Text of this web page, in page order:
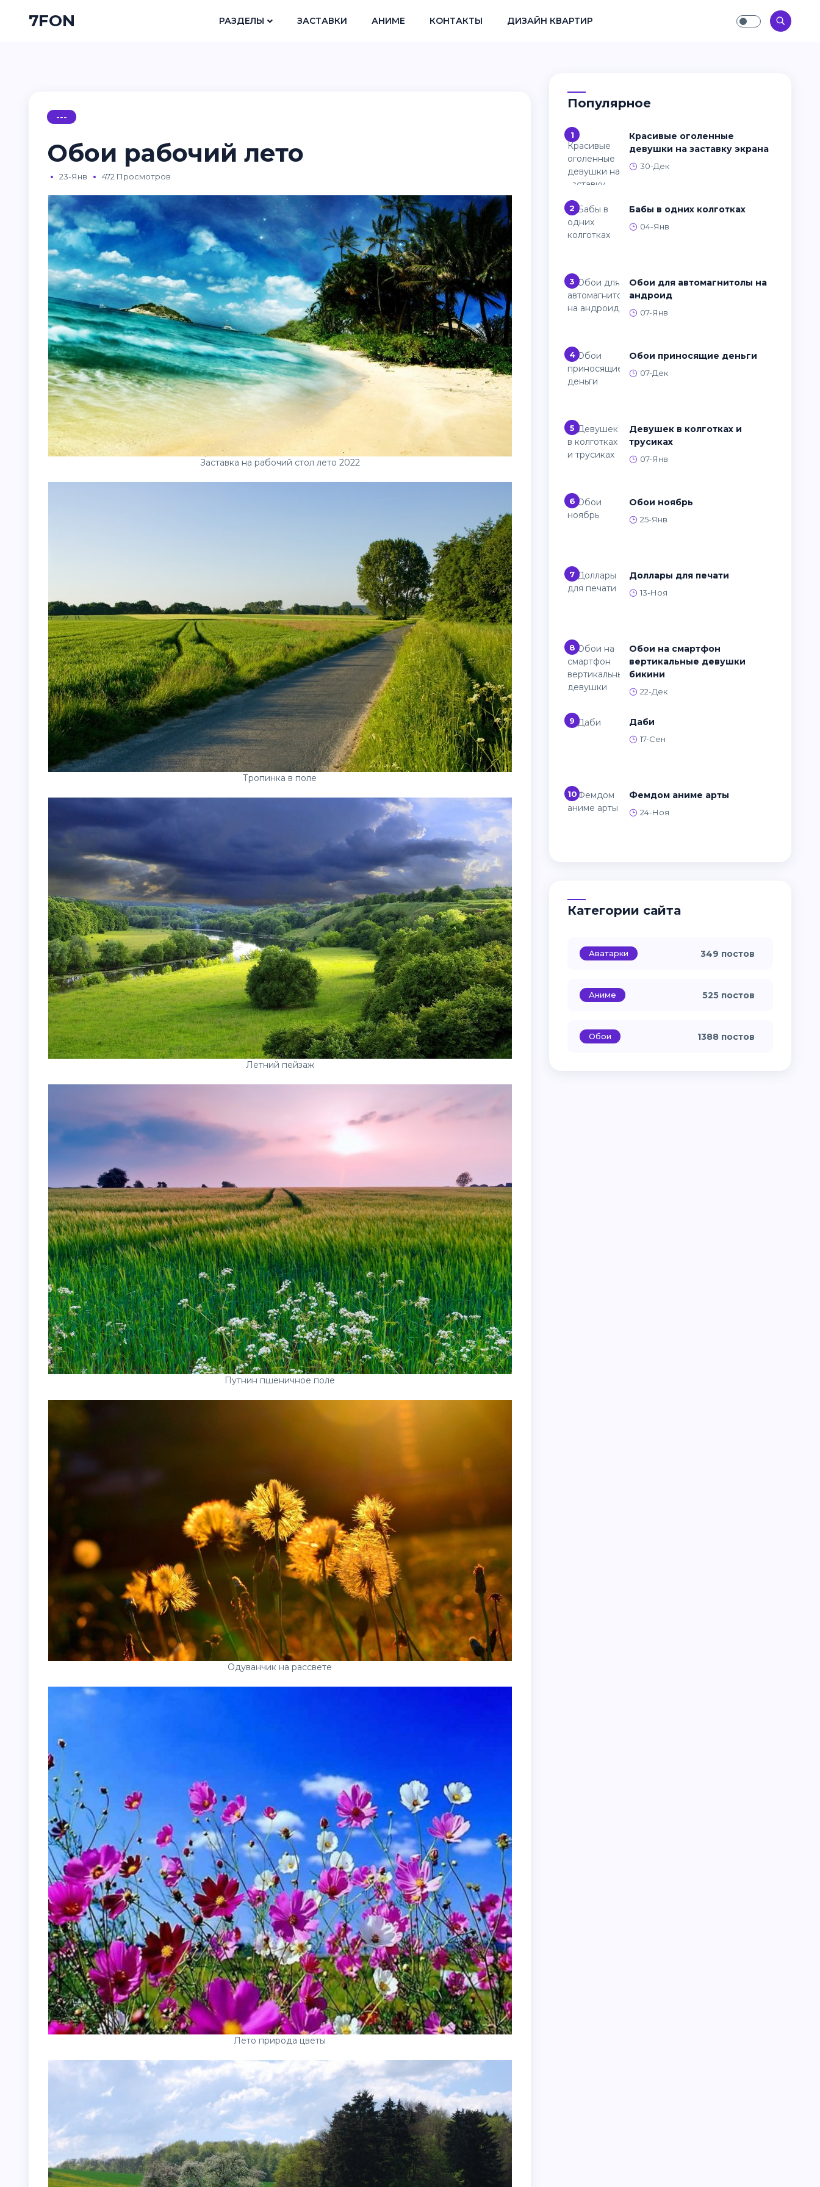
7FON РАЗДЕЛЫ ЗАСТАВКИ АНИМЕ КОНТАКТЫ ДИЗАЙН КВАРТИР
---
Обои рабочий лето
23-Янв 472 Просмотров
Заставка на рабочий стол лето 2022
Тропинка в поле
Летний пейзаж
Путнин пшеничное поле
Одуванчик на рассвете
Лето природа цветы
Популярное
1
Красивые оголенные
девушки на заставку экрана
30-Дек
2 Бабы в одних колготках
04-Янв
3
Обои для автомагнитолы на
андроид
07-Янв
4 Обои приносящие деньги
07-Дек
5
Девушек в колготках и
трусиках
07-Янв
6 Обои ноябрь
25-Янв
7 Доллары для печати
13-Ноя
8
Обои на смартфон
вертикальные девушки
бикини
22-Дек
9 Даби
17-Сен
10 Фемдом аниме арты
24-Ноя
Категории сайта
Аватарки 349 постов
Аниме 525 постов
Обои 1388 постов